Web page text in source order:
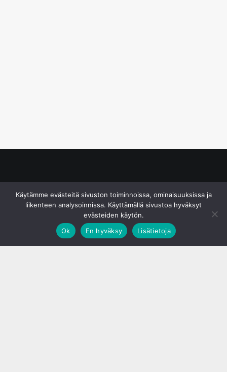
Käytämme evästeitä sivuston toiminnoissa, ominaisuuksissa ja
liikenteen analysoinnissa. Käyttämällä sivustoa hyväksyt
evästeiden käytön.
Ok
En hyväksy Lisätietoja